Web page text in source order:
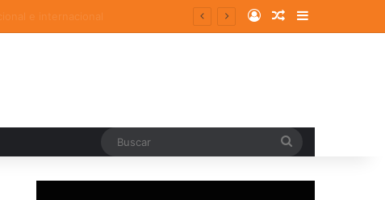
Log InRandom Article
Sidebar